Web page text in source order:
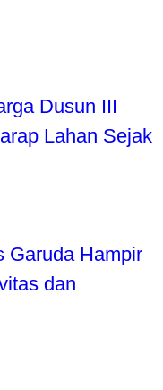
Dusun III
Lahan Sejak
Garuda Hampir
dan